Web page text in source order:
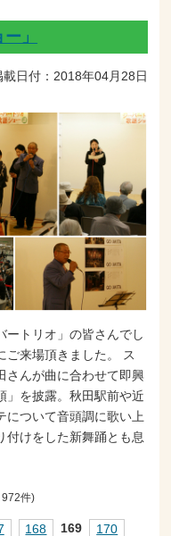
」
日付：2018年04月28日
ートリオ」の皆さんでし
ご来場頂きました。 ス
さんが曲に合わせて即興
」を披露。秋田駅前や近
について音頭調に歌い上
付けをした新舞踊とも息
件)
168 169 170